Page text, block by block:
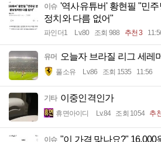
이슈 '역사유튜버' 황현필 "민
정치와 다름 없어"
파인더1 Lv.80 조회 988 추천 3
유머 오늘자 브라질 리그 세레
풀소유 Lv.86 조회 1535 11:56
기타 이중인격인가
휴면아이디 Lv.84 조회 1054 추
이슈 "이 가격 맞나요?" 16,000